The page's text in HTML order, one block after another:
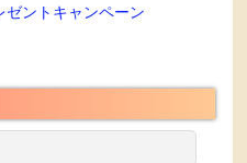
ントキャンペーン